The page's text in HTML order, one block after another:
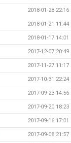
2018-01-28 22:16
2018-01-21 11:44
2018-01-17 14:01
2017-12-07 20:49
2017-11-27 11:17
2017-10-31 22:24
2017-09-23 14:56
2017-09-20 18:23
2017-09-16 17:01
2017-09-08 21:57